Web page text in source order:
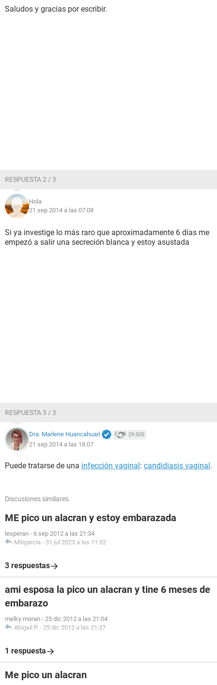
Saludos y gracias por escribir.
RESPUESTA 2 / 3
Hola
21 sep 2014 a las 07:08
Si ya investige lo más raro que aproximadamente 6 días me
empezó a salir una secreción blanca y estoy asustada
RESPUESTA 3 / 3
Dra. Marlene Huancahuari 29.005
21 sep 2014 a las 18:07
Puede tratarse de una infección vaginal: candidiasis vaginal.
Discusiones similares
ME pico un alacran y estoy embarazada
lesperan - 6 sep 2012 a las 21:34
Miligarcia - 31 jul 2023 a las 11:02
3 respuestas
ami esposa la pico un alacran y tine 6 meses de
embarazo
melky moran - 25 dic 2012 a las 21:04
Abigail P. - 25 dic 2012 a las 21:37
1 respuesta
Me pico un alacran